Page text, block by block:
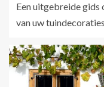
Een uitgebreide gids
van uw